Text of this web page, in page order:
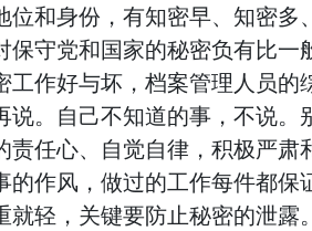
位和身份，有知密早、知密
保守党和国家的秘密负有比一
工作好与坏，档案管理人员
说。自己不知道的事，不说
责任心、自觉自律，积极严
的作风，做过的工作每件都
就轻，关键要防止秘密的泄露。